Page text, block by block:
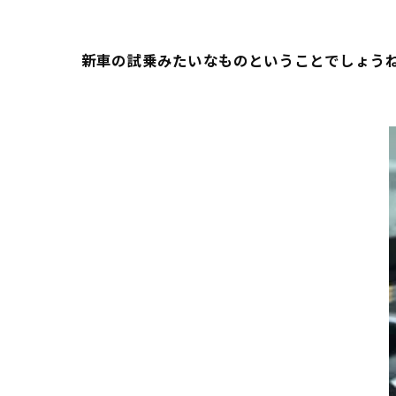
新車の試乗みたいなものということでしょう